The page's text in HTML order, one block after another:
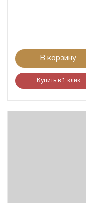
В корзину
Купить в 1 клик